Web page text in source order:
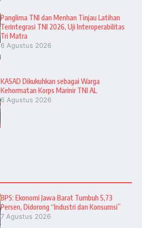
Panglima TNI dan Menhan Tinjau Latihan
Terintegrasi TNI 2026, Uji Interoperabilitas
Tri Matra
6 Agustus 2026
KASAD Dikukuhkan sebagai Warga
Kehormatan Korps Marinir TNI AL
6 Agustus 2026
BPS: Ekonomi Jawa Barat Tumbuh 5,73
Persen, Didorong “Industri dan Konsumsi”
7 Agustus 2026